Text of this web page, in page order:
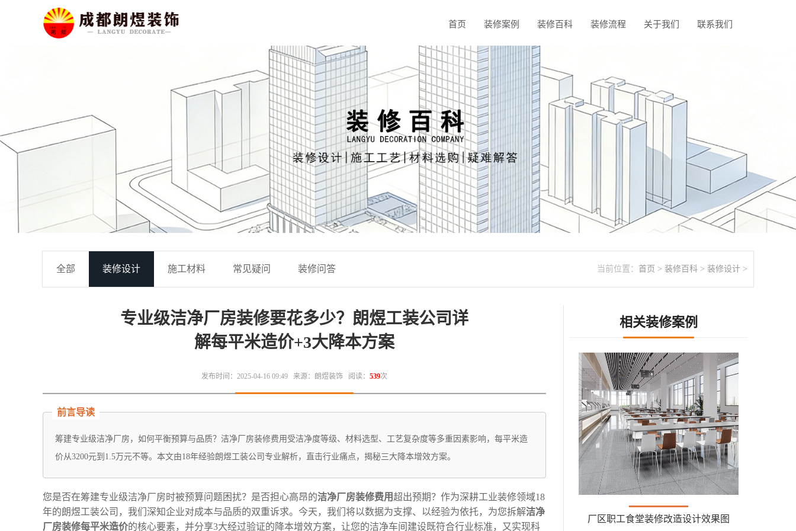
首页 装修案例 装修百科 装修流程 关于我们 联系我们
全部 装修设计 施工材料 常见疑问 装修问答 当前位置： 首页 > 装修百科 > 装修设计 >
专业级洁净厂房装修要花多少？朗煜工装公司详
解每平米造价+3大降本方案
发布时间：2025-04-16 09:49 来源：朗煜装饰 阅读： 539次
前言导读
筹建专业级洁净厂房，如何平衡预算与品质？‌洁净厂房装修费用‌受洁净度等级、材料选型、工艺复杂度等多重因素影响，‌每平米造
价‌从3200元到1.5万元不等。本文由18年经验‌朗煜工装公司‌专业解析，直击行业痛点，揭秘三大降本增效方案。
您是否在筹建专业级洁净厂房时被预算问题困扰？是否担心高昂的‌洁净厂房装修费用‌超出预期？作为深耕工业装修领域18
年的‌朗煜工装公司‌，我们深知企业对成本与品质的双重诉求。今天，我们将以数据为支撑、以经验为依托，为您拆解‌洁净
厂房装修每平米造价‌的核心要素，并分享3大经过验证的降本增效方案，让您的洁净车间建设既符合行业标准，又实现科
相关装修案例
厂区职工食堂装修改造设计效果图